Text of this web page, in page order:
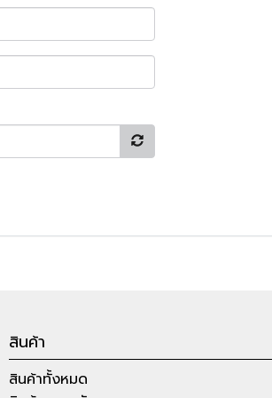
สินค้า
สินค้าทั้งหมด